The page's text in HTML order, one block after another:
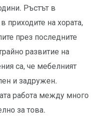
Ръстът в
приходите на хората,
през последните
развитие на
са, че мебелният
и задружен.
работа между много
за това.